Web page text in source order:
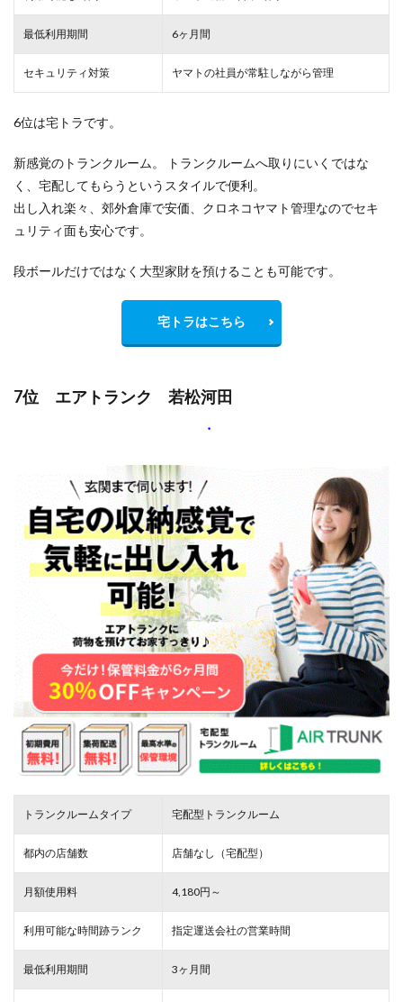
最低利用期間 6ヶ月間
セキュリティ対策 ヤマトの社員が常駐しながら管理
6位は宅トラです。
新感覚のトランクルーム。 トランクルームへ取りにいくではな
く、宅配してもらうというスタイルで便利。
出し入れ楽々、郊外倉庫で安価、クロネコヤマト管理なのでセキ
ュリティ面も安心です。
段ボールだけではなく大型家財を預けることも可能です。
宅トラはこちら
7位 エアトランク 若松河田
トランクルームタイプ 宅配型トランクルーム
都内の店舗数 店舗なし（宅配型）
月額使用料 4,180円～
利用可能な時間跡ランク 指定運送会社の営業時間
最低利用期間 3ヶ月間